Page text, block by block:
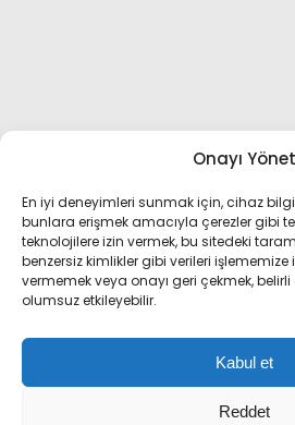
Onayı Yönet
En iyi deneyimleri sunmak için, cihaz
bunlara erişmek amacıyla çerezler gibi
teknolojilere izin vermek, bu sitedeki
benzersiz kimlikler gibi verileri işlememize
vermemek veya onayı geri çekmek, belirli
olumsuz etkileyebilir.
Kabul et
Reddet